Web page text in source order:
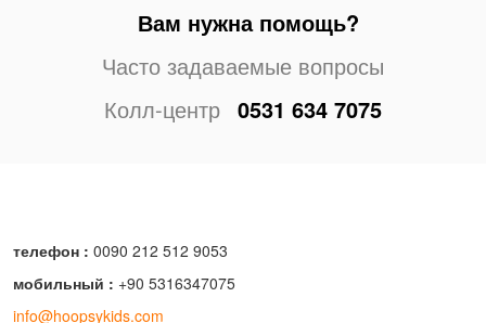
Вам нужна помощь?
Часто задаваемые вопросы
Колл-центр 0531 634 7075
телефон : 0090 212 512 9053
мобильный : +90 5316347075
info@hoopsykids.com